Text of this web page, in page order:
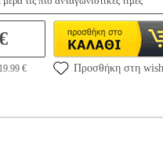
€ Προσθήκη στη